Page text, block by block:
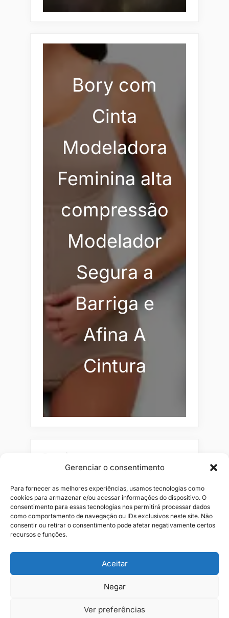
Gerenciar o consentimento
Para fornecer as melhores experiências, usamos tecnologias como
cookies para armazenar e/ou acessar informações do dispositivo. O
consentimento para essas tecnologias nos permitirá processar dados
como comportamento de navegação ou IDs exclusivos neste site. Não
consentir ou retirar o consentimento pode afetar negativamente certos
recursos e funções.
Aceitar
Negar
Ver preferências
Bory com
Cinta
Modeladora
Feminina alta
compressão
Modelador
Segura a
Barriga e
Afina A
Cintura
Pesquisar
Combos
Jeans Kits Masculino